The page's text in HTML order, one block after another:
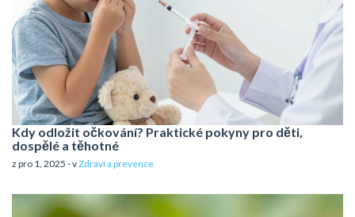
Kdy odložit očkování? Praktické pokyny pro děti,
dospělé a těhotné
z pro 1, 2025 - vZdraví a prevence